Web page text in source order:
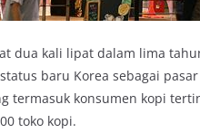
dua kali lipat dalam lima
baru Korea sebagai
termasuk konsumen kopi
toko kopi.